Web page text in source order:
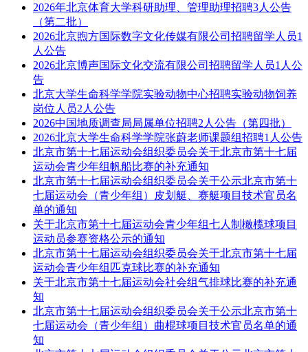
2026年北京体育大学科研助理、管理助理招聘3人公告
（第二批）
2026北京煦方国际数字文化传媒有限公司招聘留学人员1
人公告
2026北京博声国际文化交流有限公司招聘留学人员1人公
告
北京大学生命科学学院实验动物中心招聘实验动物饲养
岗位人员2人公告
2026中国地质调查局局属单位招聘2人公告（第四批）
2026北京大学生命科学学院张蔚老师课题组招聘1人公告
北京市第十七届运动会组织委员会关于北京市第十七届
运动会青少年组帆船比赛的补充通知
北京市第十七届运动会组织委员会关于公示北京市第十
七届运动会（青少年组）皮划艇、赛艇项目技术官员名
单的通知
关于北京市第十七届运动会青少年组七人制橄榄球项目
运动员参赛资格公示的通知
北京市第十七届运动会组织委员会关于北京市第十七届
运动会青少年组匹克球比赛的补充通知
关于北京市第十七届运动会社会组气排球比赛的补充通
知
北京市第十七届运动会组织委员会关于公示北京市第十
七届运动会（青少年组）曲棍球项目技术官员名单的通
知